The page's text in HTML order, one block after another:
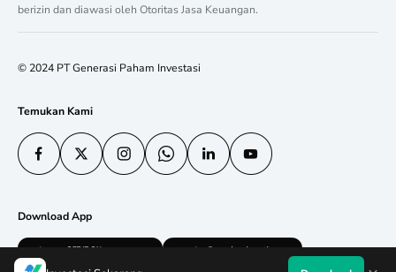
berizin dan diawasi oleh Otoritas Jasa Keuangan.
© 2024 PT Generasi Paham Investasi
Temukan Kami
Download App